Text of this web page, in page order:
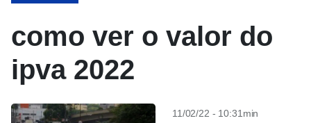
como ver o valor do
ipva 2022
11/02/22 - 10:31min